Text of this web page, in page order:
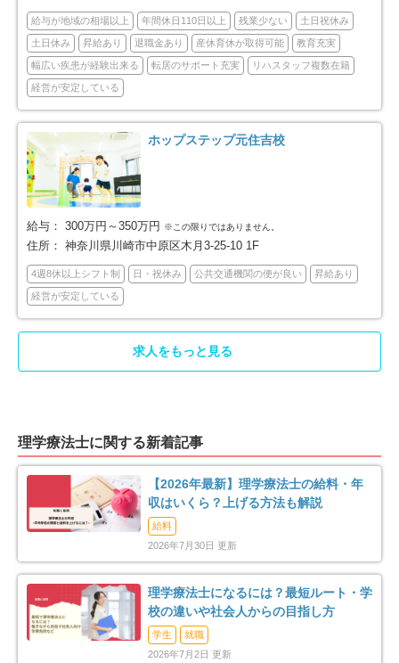
平塚市 40 鎌倉市 64
藤沢市 118 小田原市 74
茅ヶ崎市 57 逗子市 23
三浦市 17
厚木市 64
伊勢原市 26 海老名市
座間市 43 南足柄市
綾瀬市 16 三浦郡葉山町 2
高座郡寒川町 中郡大磯町
足柄上郡大井町 2 足柄上郡松田町 3
足柄上郡開成町 4 足柄下郡箱根町 3
足柄下郡湯河原町
愛甲郡愛川町 4
給与が地域の相場以上 年間休日110日以上 残業少ない 土日祝休み
土日休み 昇給あり 退職金あり 産休育休が取得可能 教育充実
幅広い疾患が経験出来る 転居のサポート充実 リハスタッフ複数在籍
経営が安定している
ホップステップ元住吉校
給与： 300万円～350万円 ※この限りではありません。
住所： 神奈川県川崎市中原区木月3-25-10 1F
4週8休以上シフト制 日・祝休み 公共交通機関の便が良い 昇給あり
経営が安定している
求人をもっと見る
理学療法士に関する新着記事
【2026年最新】理学療法士の給料・年
収はいくら？上げる方法も解説
給料
2026年7月30日 更新
理学療法士になるには？最短ルート・学
校の違いや社会人からの目指し方
学生
就職
2026年7月2日 更新